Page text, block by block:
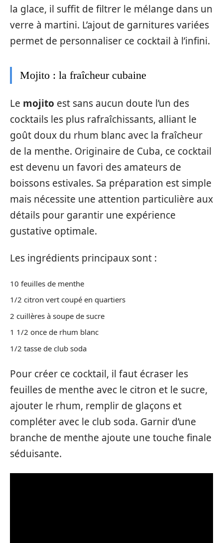
la glace, il suffit de filtrer le mélange dans un
verre à martini. L’ajout de garnitures variées
permet de personnaliser ce cocktail à l’infini.
Mojito : la fraîcheur cubaine
Le mojito est sans aucun doute l’un des
cocktails les plus rafraîchissants, alliant le
goût doux du rhum blanc avec la fraîcheur
de la menthe. Originaire de Cuba, ce cocktail
est devenu un favori des amateurs de
boissons estivales. Sa préparation est simple
mais nécessite une attention particulière aux
détails pour garantir une expérience
gustative optimale.
Les ingrédients principaux sont :
10 feuilles de menthe
1/2 citron vert coupé en quartiers
2 cuillères à soupe de sucre
1 1/2 once de rhum blanc
1/2 tasse de club soda
Pour créer ce cocktail, il faut écraser les
feuilles de menthe avec le citron et le sucre,
ajouter le rhum, remplir de glaçons et
compléter avec le club soda. Garnir d’une
branche de menthe ajoute une touche finale
séduisante.